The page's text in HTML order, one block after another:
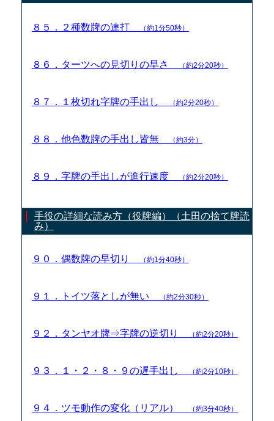
８５．２種数牌の連打 （約1分50秒）
８６．ターツへの見切りの早さ （約2分20秒）
８７．１枚切れ字牌の手出し （約2分20秒）
８８．他色数牌の手出し皆無 （約3分）
８９．字牌の手出しが進行速度 （約2分20秒）
手役の詳細な読み方（役牌編）（土田の捨て牌読
み）
９０．偶数牌の早切り （約1分40秒）
９１．トイツ落としが無い （約2分30秒）
９２．タンヤオ牌⇒字牌の逆切り （約2分20秒）
９３．１・２・８・９の遅手出し （約2分10秒）
９４．ツモ動作の変化（リアル） （約3分40秒）